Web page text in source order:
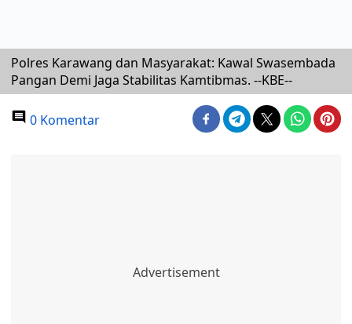
Polres Karawang dan Masyarakat: Kawal Swasembada
Pangan Demi Jaga Stabilitas Kamtibmas. --KBE--
0 Komentar